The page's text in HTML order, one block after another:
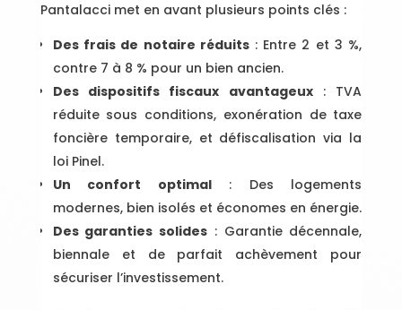
Pantalacci met en avant plusieurs points clés :
Des frais de notaire réduits: Entre 2 et 3 %,
contre 7 à 8 % pour un bien ancien.
Des dispositifs fiscaux avantageux: TVA
réduite sous conditions, exonération de taxe
foncière temporaire, et défiscalisation via la
loi Pinel.
Un confort optimal: Des logements
modernes, bien isolés et économes en énergie.
Des garanties solides : Garantie décennale,
biennale et de parfait achèvement pour
sécuriser l’investissement.